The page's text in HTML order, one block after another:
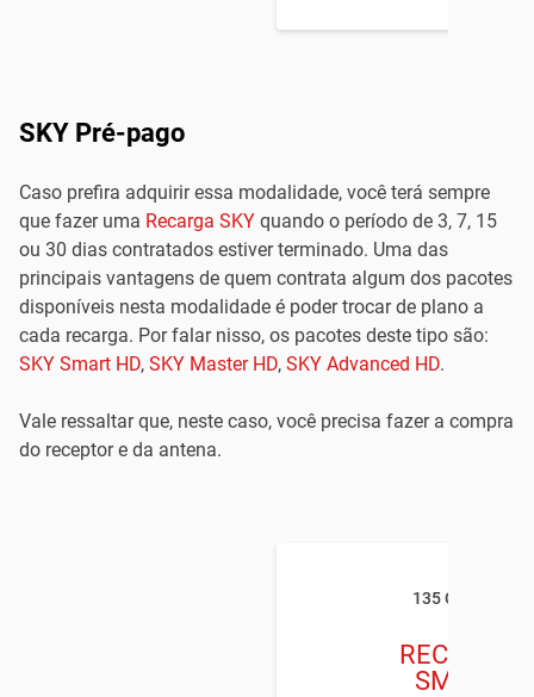
SKY Pré-pago
Caso prefira adquirir essa modalidade, você terá sempre
que fazer uma Recarga SKY quando o período de 3, 7, 15
ou 30 dias contratados estiver terminado. Uma das
principais vantagens de quem contrata algum dos pacotes
disponíveis nesta modalidade é poder trocar de plano a
cada recarga. Por falar nisso, os pacotes deste tipo são:
SKY Smart HD, SKY Master HD, SKY Advanced HD.
Vale ressaltar que, neste caso, você precisa fazer a compra
do receptor e da antena.
135 CANAIS
RECARGA
SMART